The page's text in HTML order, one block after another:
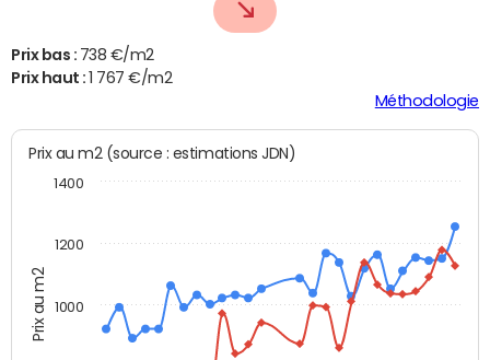
Prix bas : 738 €/m2
Prix haut :
1 767 €/m2
Méthodologie
Prix au m2
Prix au m2 (source : estimations JDN)
1000
1200
1400